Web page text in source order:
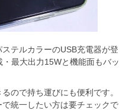
テルカラーのUSB充電器が登
最大出力15Wと機能面もバッ
ので持ち運びにも便利です。
統一したい方は要チェックで